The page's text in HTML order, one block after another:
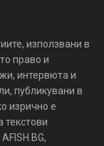
използвани в
право и
интервюта и
публикувани в
изрично е
текстови